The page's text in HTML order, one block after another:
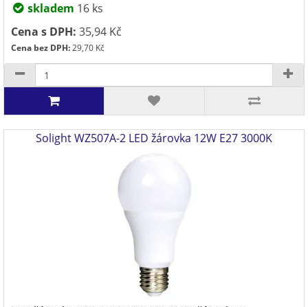
skladem 16 ks
Cena s DPH: 35,94 Kč
Cena bez DPH:29,70 Kč
Solight WZ507A-2 LED žárovka 12W E27 3000K